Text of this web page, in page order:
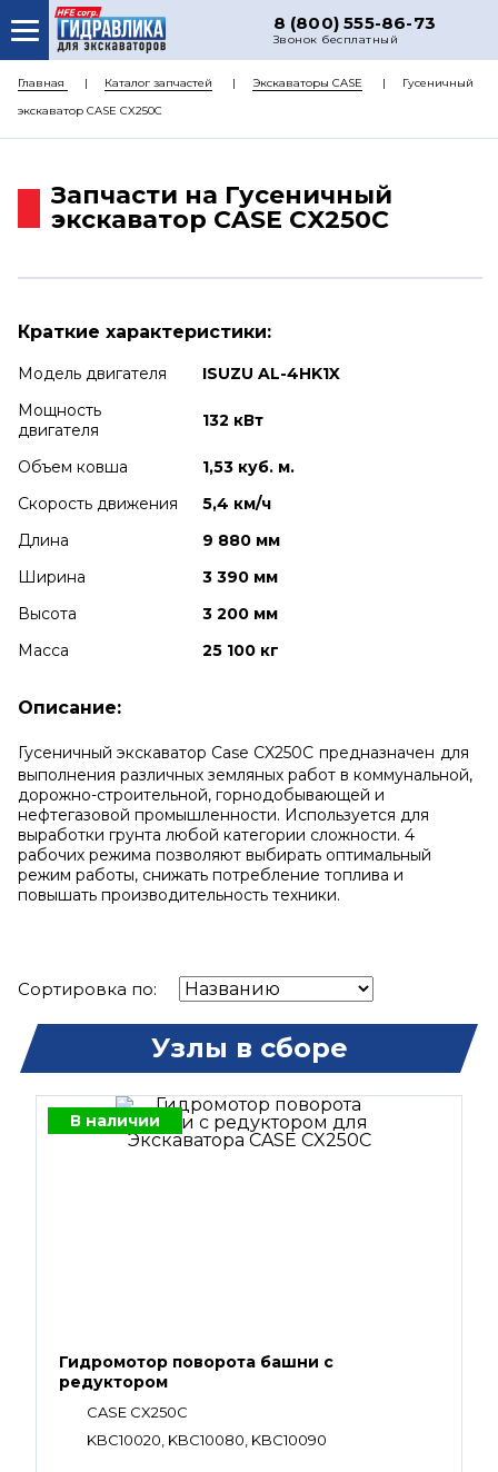
8 (800) 555-86-73
Звонок бесплатный
О НАС
КАТАЛОГ ЗАПЧАСТЕЙ
ДОСТАВКА
Главная Каталог запчастей Экскаваторы CASE
Гусеничный
экскаватор CASE CX250С
Запчасти на Гусеничный
экскаватор CASE CX250С
Краткие характеристики:
Модель двигателя
ISUZU AL-4HK1X
Мощность
двигателя
132 кВт
Объем ковша
1,53 куб. м.
Скорость движения
5,4 км/ч
Длина
9 880 мм
Ширина
3 390 мм
Высота
3 200 мм
Масса
25 100 кг
Описание:
Гусеничный экскаватор Case CX250C предназначен для
выполнения различных земляных работ в коммунальной,
дорожно-строительной, горнодобывающей и
нефтегазовой промышленности. Используется для
выработки грунта любой категории сложности. 4
рабочих режима позволяют выбирать оптимальный
режим работы, снижать потребление топлива и
повышать производительность техники.
Сортировка по:
Узлы в сборе
В наличии
Гидромотор поворота башни с
редуктором
CASE CX250С
KBC10020, KBC10080, KBC10090